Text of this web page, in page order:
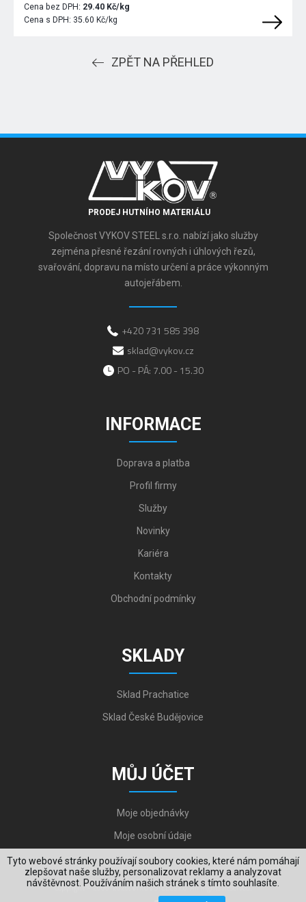
Tyto webové stránky používají soubory cookies, které nám pomáhají
zlepšovat naše služby, personalizovat reklamy a analyzovat
návštěvnost. Používáním našich stránek s tímto souhlasíte.
Cena bez DPH: 29.40 Kč/kg
Cena s DPH: 35.60 Kč/kg
ZPĚT NA PŘEHLED
PRODEJ HUTNÍHO MATERIÁLU
Společnost VYKOV STEEL s.r.o. nabízí jako služby
zejména přesné řezání rovných i úhlových řezů,
svařování, dopravu na místo určení a práce výkonným
autojeřábem.
+420 731 585 398
sklad@vykov.cz
PO - PÁ: 7.00 - 15.30
INFORMACE
Doprava a platba
Profil firmy
Služby
Novinky
Kariéra
Kontakty
Obchodní podmínky
SKLADY
Sklad Prachatice
Sklad České Budějovice
MŮJ ÚČET
Moje objednávky
Moje osobní údaje
Copyright © 2006-2026, VYKOV STEEL s.r.o. All Rights Reserved.